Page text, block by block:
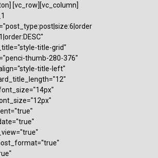
[vc_row][vc_column]
title-grid"
thumb-280-376"
title-left"